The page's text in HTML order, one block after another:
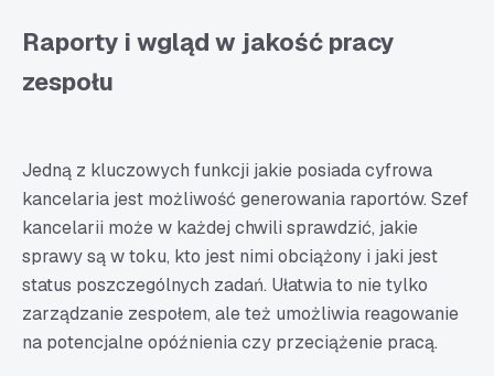
Raporty i wgląd w jakość pracy
zespołu
Jedną z kluczowych funkcji jakie posiada cyfrowa
kancelaria jest możliwość generowania raportów. Szef
kancelarii może w każdej chwili sprawdzić, jakie
sprawy są w toku, kto jest nimi obciążony i jaki jest
status poszczególnych zadań. Ułatwia to nie tylko
zarządzanie zespołem, ale też umożliwia reagowanie
na potencjalne opóźnienia czy przeciążenie pracą.